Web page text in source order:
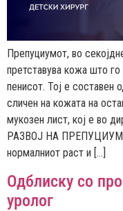
Препуциумот, во
претставува кожа што го
пенисот. Тој е составен
сличен на кожата на
мукозен лист, кој е во
РАЗВОЈ НА
нормалниот раст и […]
Одблиску со
уролог